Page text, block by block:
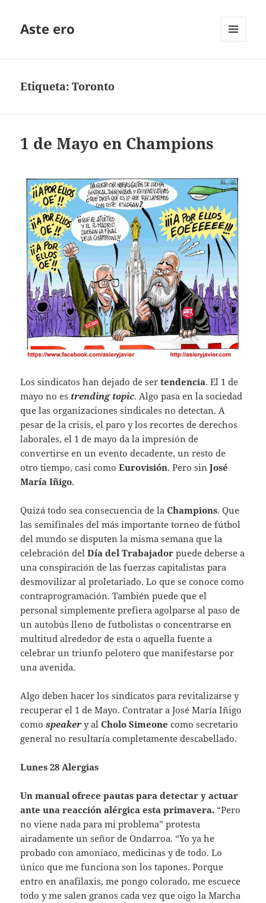
Aste ero
Etiqueta:Toronto
1 de Mayo en Champions
Los sindicatos han dejado de sertendencia. El 1 de
mayo no es trending topic. Algo pasa en la sociedad
que las organizaciones sindicales no detectan. A
pesar de la crisis, el paro y los recortes de derechos
laborales, el 1 de mayo da la impresión de
convertirse en un evento decadente, un resto de
otro tiempo, casi como Eurovisión. Pero sinJosé
María Iñigo.
Quizá todo sea consecuencia de laChampions. Que
las semifinales del más importante torneo de fútbol
del mundo se disputen la misma semana que la
celebración delDía del Trabajador puede deberse a
una conspiración de las fuerzas capitalistas para
desmovilizar al proletariado. Lo que se conoce como
contraprogramación. También puede que el
personal simplemente prefiera agolparse al paso de
un autobús lleno de futbolistas o concentrarse en
multitud alrededor de esta o aquella fuente a
celebrar un triunfo pelotero que manifestarse por
una avenida.
Algo deben hacer los sindicatos para revitalizarse y
recuperar el 1 de Mayo. Contratar a José María Iñigo
comospeakery alCholo Simeone como secretario
general no resultaría completamente descabellado.
Lunes 28 Alergias
Un manual ofrece pautas para detectar y actuar
ante una reacción alérgica esta primavera. “Pero
no viene nada para mi problema” protesta
airadamente un señor de Ondarroa. “Yo ya he
probado con amoniaco, medicinas y de todo. Lo
único que me funciona son los tapones. Porque
entro en anafilaxis, me pongo colorado, me escuece
todo y me salen granos cada vez que oigo la Marcha